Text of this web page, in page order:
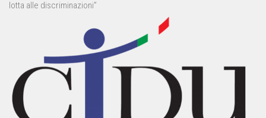
lotta alle discriminazioni”